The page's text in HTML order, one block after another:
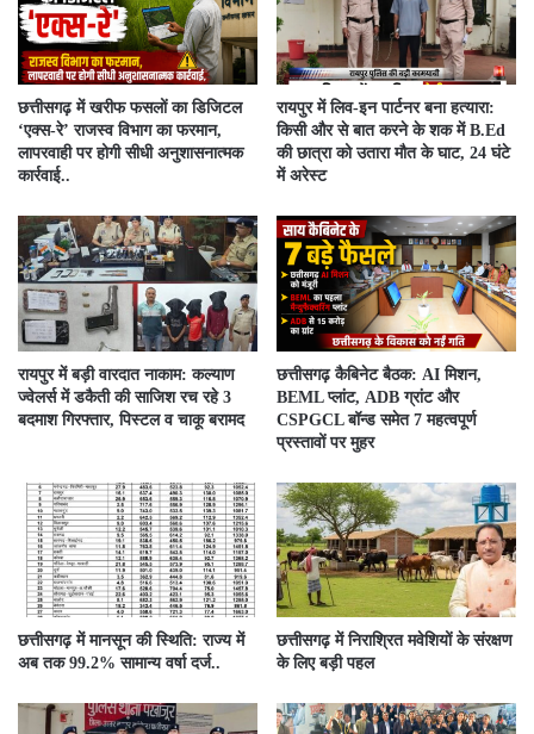
​छत्तीसगढ़ में खरीफ फसलों का डिजिटल
‘एक्स-रे’ राजस्व विभाग का फरमान,
लापरवाही पर होगी सीधी अनुशासनात्मक
कार्रवाई..
रायपुर में लिव-इन पार्टनर बना हत्यारा:
किसी और से बात करने के शक में B.Ed
की छात्रा को उतारा मौत के घाट, 24 घंटे
में अरेस्ट
रायपुर में बड़ी वारदात नाकाम: कल्याण
ज्वेलर्स में डकैती की साजिश रच रहे 3
बदमाश गिरफ्तार, पिस्टल व चाकू बरामद
छत्तीसगढ़ कैबिनेट बैठक: AI मिशन,
BEML प्लांट, ADB ग्रांट और
CSPGCL बॉन्ड समेत 7 महत्वपूर्ण
प्रस्तावों पर मुहर
छत्तीसगढ़ में मानसून की स्थिति: राज्य में
अब तक 99.2% सामान्य वर्षा दर्ज..
छत्तीसगढ़ में निराश्रित मवेशियों के संरक्षण
के लिए बड़ी पहल